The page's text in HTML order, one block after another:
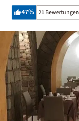
47% 21 Bewertungen